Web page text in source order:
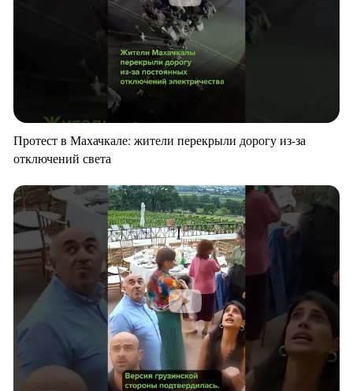
Протест в Махачкале: жители перекрыли дорогу из-за
отключений света